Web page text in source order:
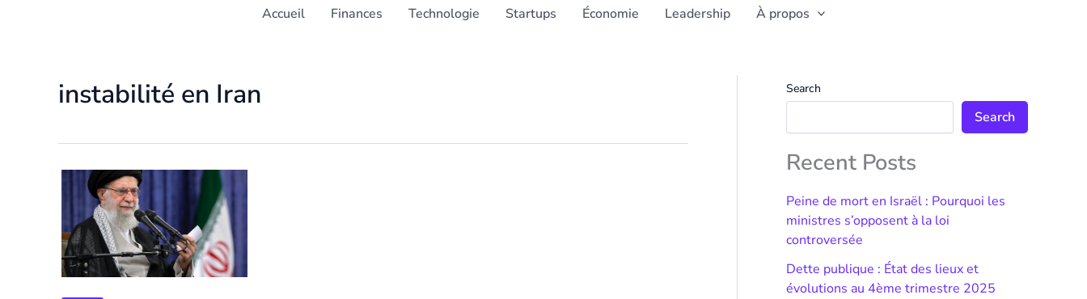
Accueil Finances Technologie Startups Économie Leadership À propos
instabilité en Iran Search
Search
Recent Posts
Peine de mort en Israël : Pourquoi les
ministres s’opposent à la loi
controversée
Dette publique : État des lieux et
évolutions au 4ème trimestre 2025